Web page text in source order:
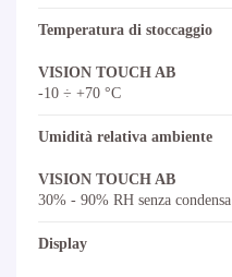
Temperatura di stoccaggio
VISION TOUCH AB
-10 ÷ +70 °C
Umidità relativa ambiente
VISION TOUCH AB
30% - 90% RH senza condensa
Display